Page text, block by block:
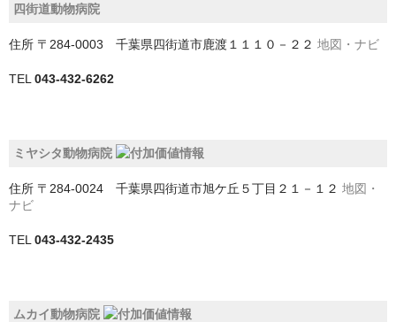
匝瑳市
千葉市
中央区
緑区
美浜区
花見川区
南房総市
四街道動物病院
住所 〒284-0003 千葉県四街道市鹿渡１１１０－２２ 地図・ナビ
TEL 043-432-6262
ミヤシタ動物病院
住所 〒284-0024 千葉県四街道市旭ケ丘５丁目２１－１２ 地図・
ナビ
TEL 043-432-2435
ムカイ動物病院